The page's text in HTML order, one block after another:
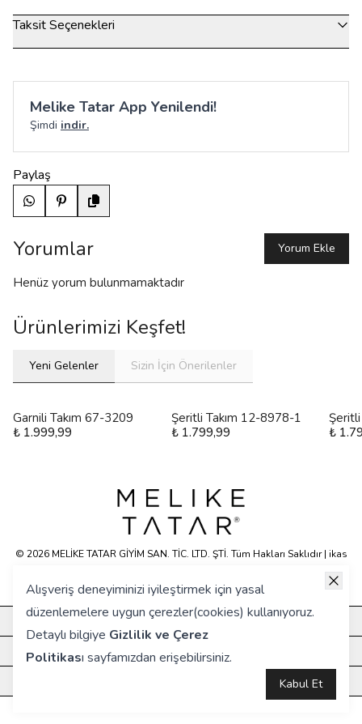
Alışveriş deneyiminizi iyileştirmek için yasal
düzenlemelere uygun çerezler(cookies) kullanıyoruz.
Detaylı bilgiye Gizlilik ve Çerez
Politikası sayfamızdan erişebilirsiniz.
Kabul Et
Taksit Seçenekleri
Melike Tatar App Yenilendi!
Şimdi indir.
Paylaş
Yorumlar Yorum Ekle
Henüz yorum bulunmamaktadır
Ürünlerimizi Keşfet!
Yeni Gelenler Sizin İçin Önerilenler
Garnili Takım 67-3209
₺ 1.999,99
Şeritli Takım 12-8978-1
₺ 1.799,99
₺
KURUMSAL
HIZLI ERİŞİM
© 2026 MELİKE TATAR GİYİM SAN. TİC. LTD. ŞTİ. Tüm Hakları Saklıdır | ikas